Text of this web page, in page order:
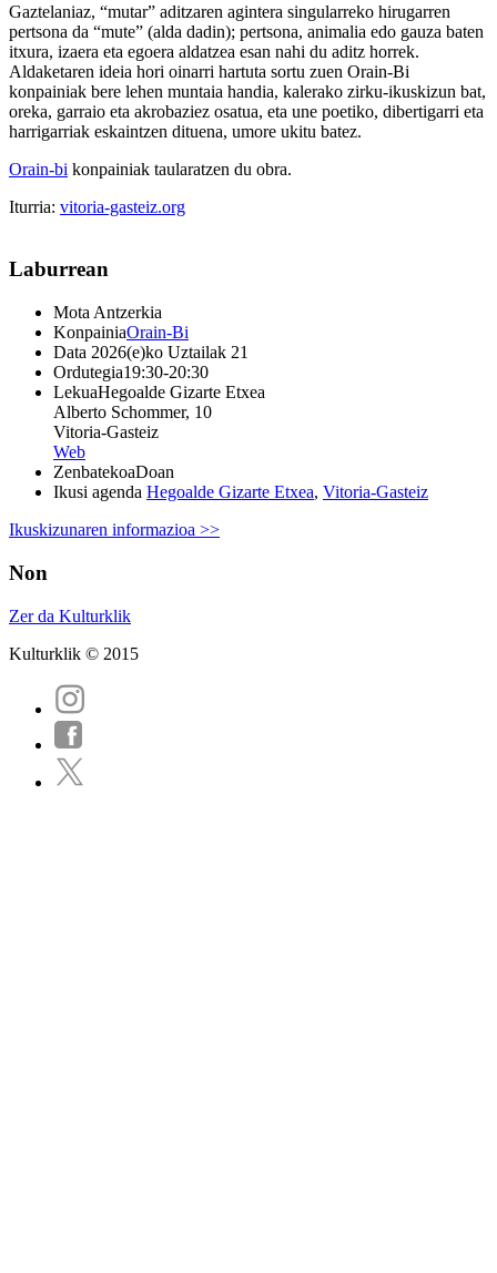
Gaztelaniaz, “mutar” aditzaren agintera singularreko hirugarren
pertsona da “mute” (alda dadin); pertsona, animalia edo gauza baten
itxura, izaera eta egoera aldatzea esan nahi du aditz horrek.
Aldaketaren ideia hori oinarri hartuta sortu zuen Orain-Bi
konpainiak bere lehen muntaia handia, kalerako zirku-ikuskizun bat,
oreka, garraio eta akrobaziez osatua, eta une poetiko, dibertigarri eta
harrigarriak eskaintzen dituena, umore ukitu batez.
Orain-bi konpainiak taularatzen du obra.
Iturria: vitoria-gasteiz.org
Laburrean
Mota Antzerkia
KonpainiaOrain-Bi
Data 2026(e)ko Uztailak 21
Ordutegia19:30-20:30
LekuaHegoalde Gizarte Etxea
Alberto Schommer, 10
Vitoria-Gasteiz
Web
ZenbatekoaDoan
Ikusi agenda Hegoalde Gizarte Etxea, Vitoria-Gasteiz
Ikuskizunaren informazioa >>
Non
Zer da Kulturklik
Kulturklik © 2015